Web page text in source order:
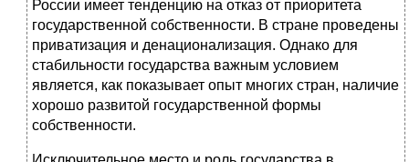
России имеет тенденцию на отказ от приоритета
государственной собственности. В стране проведены
приватизация и денационализация. Однако для
стабильности государства важным условием
является, как показывает опыт многих стран, наличие
хорошо развитой государственной формы
собственности.